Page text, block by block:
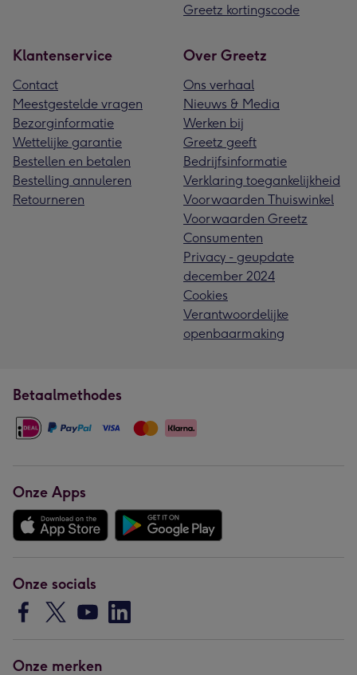
Greetz kortingscode
Klantenservice
Contact
Meestgestelde vragen
Bezorginformatie
Wettelijke garantie
Bestellen en betalen
Bestelling annuleren
Retourneren
Over Greetz
Ons verhaal
Nieuws & Media
Werken bij
Greetz geeft
Bedrijfsinformatie
Verklaring toegankelijkheid
Voorwaarden Thuiswinkel
Voorwaarden Greetz
Consumenten
Privacy - geupdate
december 2024
Cookies
Verantwoordelijke
openbaarmaking
Betaalmethodes
Onze Apps
Onze socials
Onze merken